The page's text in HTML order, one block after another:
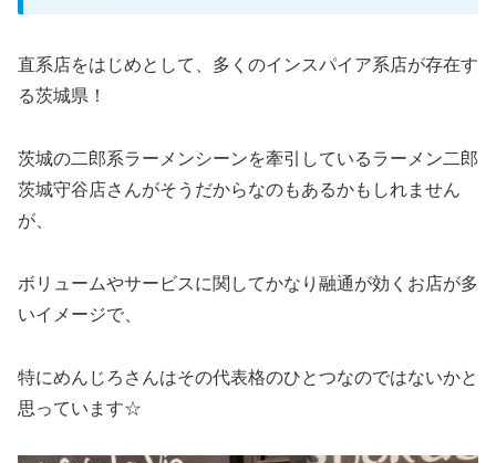
直系店をはじめとして、多くのインスパイア系店が存在す
る茨城県！
茨城の二郎系ラーメンシーンを牽引しているラーメン二郎
茨城守谷店さんがそうだからなのもあるかもしれません
が、
ボリュームやサービスに関してかなり融通が効くお店が多
いイメージで、
特にめんじろさんはその代表格のひとつなのではないかと
思っています☆